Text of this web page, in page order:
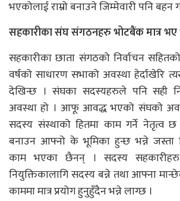
भएकोलाई राम्रो बनाउने जिम्मेवारी पनि बहन
सहकारीका संघ संगठनहरु भोटबैंक मात्र भए
सहकारीका छाता संगठको निर्वाचन
वर्षको साधारण सभाको अवस्था हेर्दाखेरि
देखिन्छ । संघका सदस्यहरुले पनि सही
अवस्था हो । आफू आवद्ध भएको संघको
सदस्य संस्थाको हितमा काम गर्ने
बनाउन आफ्नो के भूमिका हुन्छ भन्ने जस्ता
काम भएका छैनन् । सदस्य सहकारीहरु
नियुक्तिकालागि सदस्य बन्ने तथा आफ्ना
काममा मात्र प्रयोग हुनुहुँदैन भन्ने लाग्छ ।